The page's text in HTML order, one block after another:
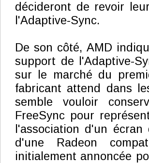
décideront de revoir
l'Adaptive-Sync.
De son côté, AMD
support de l'Adaptive-
sur le marché du
fabricant attend dans
semble vouloir
FreeSync pour
l'association d'un
d'une Radeon
initialement annoncée